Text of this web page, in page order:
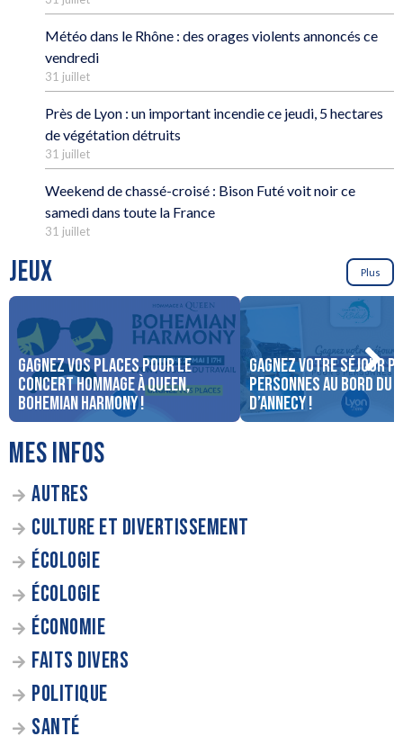
Météo dans le Rhône : des orages violents annoncés ce
vendredi
31 juillet
Près de Lyon : un important incendie ce jeudi, 5 hectares
de végétation détruits
31 juillet
Weekend de chassé-croisé : Bison Futé voit noir ce
samedi dans toute la France
31 juillet
JEUX Plus
Gagnez vos places pour le
concert Hommage à Queen,
Bohemian Harmony !
Gagnez votre séjour
personnes au bord du
d’Annecy !
MES INFOS
AUTRES
CULTURE ET DIVERTISSEMENT
ÉCOLOGIE
ÉCOLOGIE
ÉCONOMIE
FAITS DIVERS
POLITIQUE
SANTÉ